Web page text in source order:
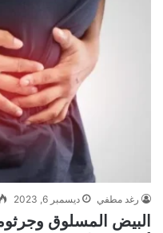
رغد مطفي ديسمبر 6, 2023
البيض المسلوق